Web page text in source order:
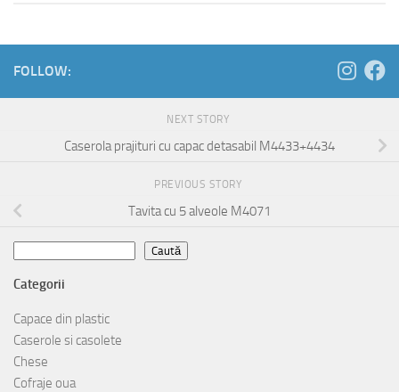
FOLLOW:
NEXT STORY
Caserola prajituri cu capac detasabil M4433+4434
PREVIOUS STORY
Tavita cu 5 alveole M4071
Caută
Categorii
Capace din plastic
Caserole si casolete
Chese
Cofraje oua